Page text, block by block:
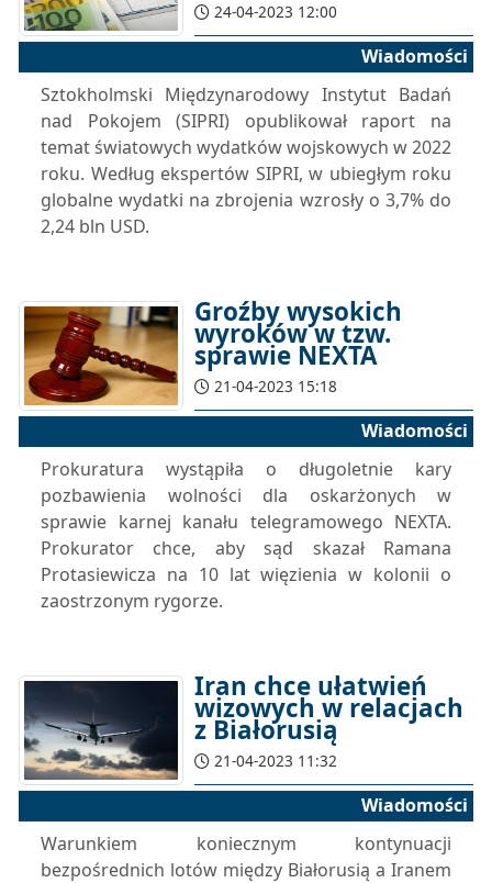
24-04-2023 12:00
Wiadomości
Sztokholmski Międzynarodowy Instytut Badań
nad Pokojem (SIPRI) opublikował raport na
temat światowych wydatków wojskowych w 2022
roku. Według ekspertów SIPRI, w ubiegłym roku
globalne wydatki na zbrojenia wzrosły o 3,7% do
2,24 bln USD.
Groźby wysokich
wyroków w tzw.
sprawie NEXTA
21-04-2023 15:18
Wiadomości
Prokuratura wystąpiła o długoletnie kary
pozbawienia wolności dla oskarżonych w
sprawie karnej kanału telegramowego NEXTA.
Prokurator chce, aby sąd skazał Ramana
Protasiewicza na 10 lat więzienia w kolonii o
zaostrzonym rygorze.
Iran chce ułatwień
wizowych w relacjach
z Białorusią
21-04-2023 11:32
Wiadomości
Warunkiem koniecznym kontynuacji
bezpośrednich lotów między Białorusią a Iranem